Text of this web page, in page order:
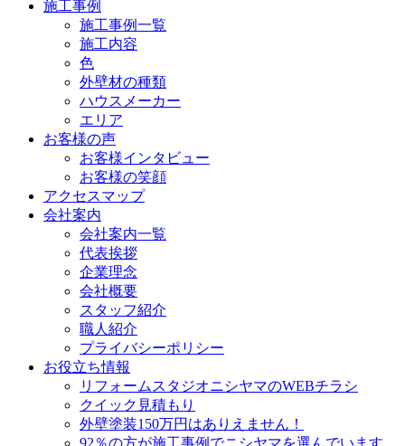
施工事例
施工事例一覧
施工内容
色
外壁材の種類
ハウスメーカー
エリア
お客様の声
お客様インタビュー
お客様の笑顔
アクセスマップ
会社案内
会社案内一覧
代表挨拶
企業理念
会社概要
スタッフ紹介
職人紹介
プライバシーポリシー
お役立ち情報
リフォームスタジオニシヤマのWEBチラシ
クイック見積もり
外壁塗装150万円はありえません！
92％の方が施工事例でニシヤマを選んでいます